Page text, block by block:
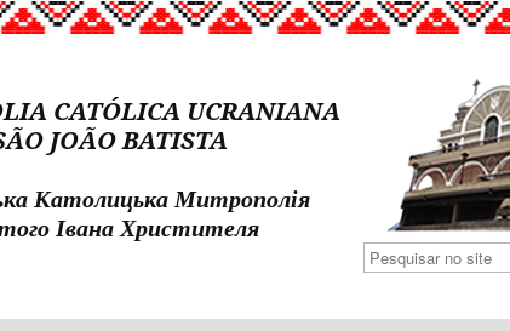
CATÓLICA UCRANIANA
JOÃO BATISTA
Католицька Митрополія
Івана Христителя